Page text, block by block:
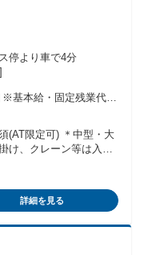
停より車で4分
※基本給・固定残業代の
円（固定残業時間：1
えた勤務時間について
員に一律で支払われる
(AT限定可) ＊中型・大
け、クレーン等は入社
じながら成長したい
ライベートと両立して
詳細を見る